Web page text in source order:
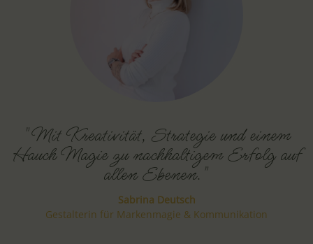
"Mit Kreativität, Strategie und einem
Hauch Magie zu nachhaltigem Erfolg auf
allen Ebenen."
Sabrina Deutsch
Gestalterin für Markenmagie & Kommunikation